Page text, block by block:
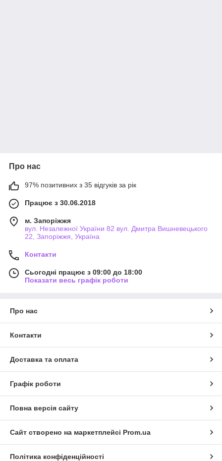
Про нас
97% позитивних з 35 відгуків за рік
Працює з 30.06.2018
м. Запоріжжя
вул. Незалежної України 82 вул. Дмитра Вишневецького
22, Запоріжжя, Україна
Контакти
Сьогодні працює з 09:00 до 18:00
Показати весь графік роботи
Про нас
Контакти
Доставка та оплата
Графік роботи
Повна версія сайту
Сайт створено на маркетплейсі Prom.ua
Політика конфіденційності